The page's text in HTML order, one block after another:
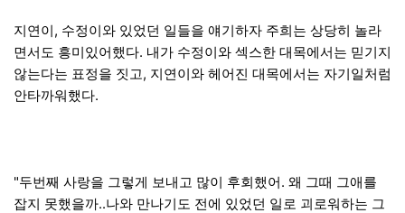
지연이, 수정이와 있었던 일들을 얘기하자 주희는 상당히 놀라
면서도 흥미있어했다. 내가 수정이와 섹스한 대목에서는 믿기지
않는다는 표정을 짓고, 지연이와 헤어진 대목에서는 자기일처럼
안타까워했다.
"두번째 사랑을 그렇게 보내고 많이 후회했어. 왜 그때 그애를
잡지 못했을까..나와 만나기도 전에 있었던 일로 괴로워하는 그